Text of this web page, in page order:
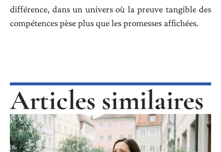
différence, dans un univers où la preuve tangible des
compétences pèse plus que les promesses affichées.
Articles similaires